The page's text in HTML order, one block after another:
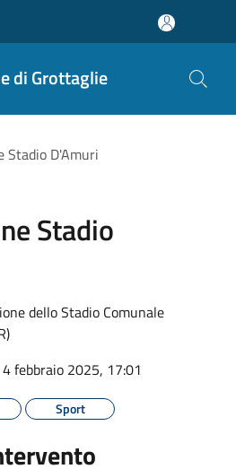
di Grottaglie
Stadio D'Amuri
Stadio
dello Stadio Comunale
4 febbraio 2025, 17:01
Sport